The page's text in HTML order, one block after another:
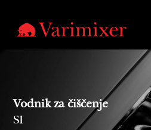
Vodnik za čiščenje
SI